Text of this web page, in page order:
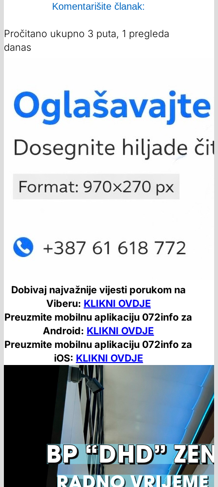
Komentarišite članak:
Pročitano ukupno 3 puta, 1 pregleda
danas
Dobivaj najvažnije vijesti porukom na
Viberu: KLIKNI OVDJE
Preuzmite mobilnu aplikaciju 072info za
Android: KLIKNI OVDJE
Preuzmite mobilnu aplikaciju 072info za
iOS: KLIKNI OVDJE